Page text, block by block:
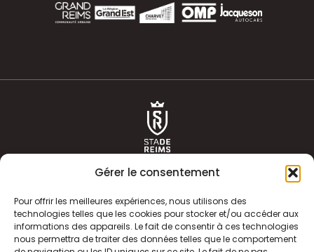
Gérer le consentement
Pour offrir les meilleures expériences, nous utilisons des
technologies telles que les cookies pour stocker et/ou accéder aux
informations des appareils. Le fait de consentir à ces technologies
nous permettra de traiter des données telles que le comportement
ACTUALITÉS HISTOIRE